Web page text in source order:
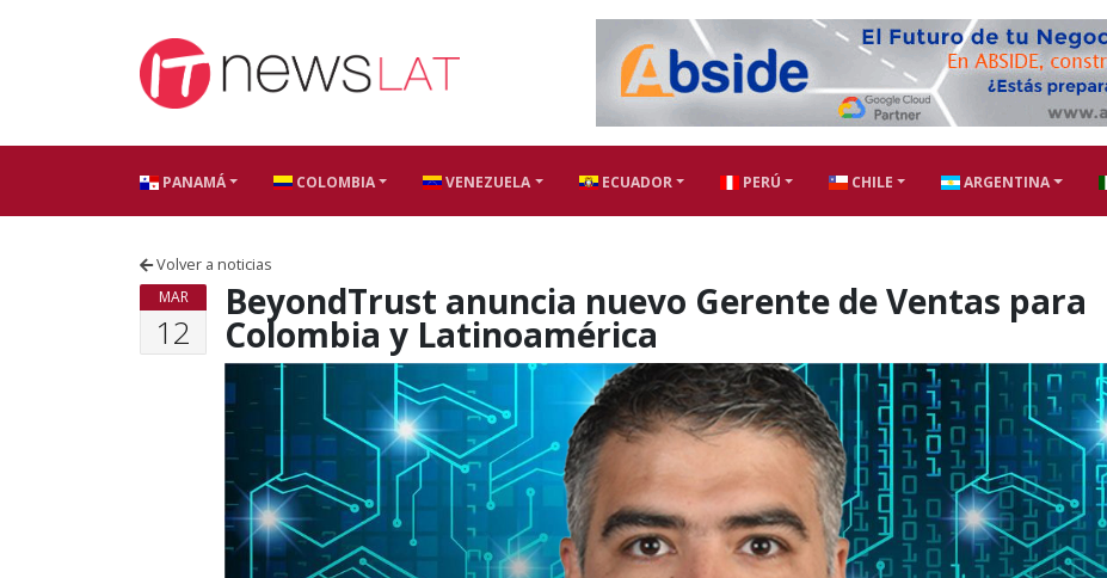
PANAMÁ COLOMBIA VENEZUELA ECUADOR PERÚ CHILE ARGENTINA
Volver a noticias
MAR
12
BeyondTrust anuncia nuevo Gerente de Ventas para
Colombia y Latinoamérica